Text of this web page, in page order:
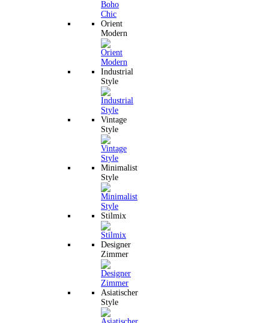
Orient
Modern
Industrial
Style
Vintage
Style
Minimalist
Style
Stilmix
Designer
Zimmer
Asiatischer
Style